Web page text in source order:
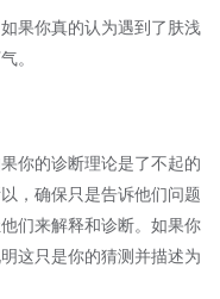
果你真的认为遇到了肤浅
。
你的诊断理论是了不起的
，确保只是告诉他们问题
们来解释和诊断。如果你
这只是你的猜测并描述为